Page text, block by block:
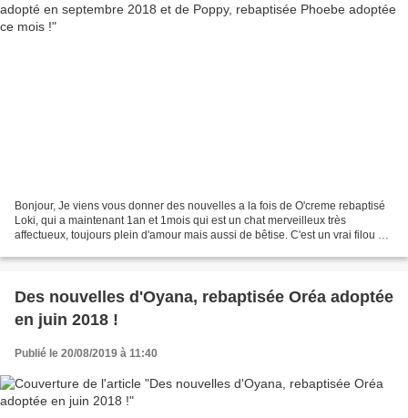
Bonjour, Je viens vous donner des nouvelles a la fois de O'creme rebaptisé
Loki, qui a maintenant 1an et 1mois qui est un chat merveilleux très
affectueux, toujours plein d'amour mais aussi de bêtise. C'est un vrai filou qui
Des nouvelles d'Oyana, rebaptisée Oréa adoptée
en juin 2018 !
Publié le 20/08/2019 à 11:40